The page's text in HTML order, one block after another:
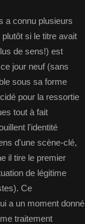
a connu plusieurs
si le titre avait
de sens!) est
jour neuf (sans
sous sa forme
pour la ressortie
tout à fait
l'identité
d'une scène-clé,
il tire le premier
de légitime
Ce
a un moment donné
traitement